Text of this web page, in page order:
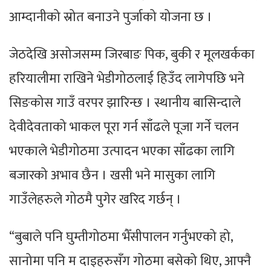
आम्दानीको स्रोत बनाउने पुर्जाको योजना छ ।
जेठदेखि असोजसम्म जिरबाङ पिक, बुकी र मूलखर्कका
हरियालीमा राखिने भेडीगोठलाई हिउँद लागेपछि भने
सिङकोस गाउँ वरपर झारिन्छ । स्थानीय बासिन्दाले
देवीदेवताको भाकल पूरा गर्न साँढले पूजा गर्ने चलन
भएकाले भेडीगोठमा उत्पादन भएका साँढका लागि
बजारको अभाव छैन । खसी भने मासुका लागि
गाउँलेहरुले गोठमै पुगेर खरिद गर्छन् ।
“बुबाले पनि घुम्तीगोठमा भैँसीपालन गर्नुभएको हो,
सानोमा पनि म दाइहरुसँग गोठमा बसेको थिए, आफ्नै